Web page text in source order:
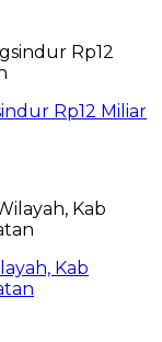
Rp12 Miliar
Kab